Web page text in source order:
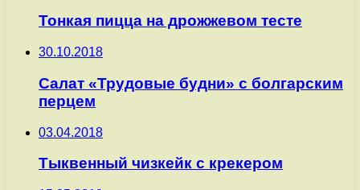
Тонкая пицца на дрожжевом тесте
30.10.2018
Салат «Трудовые будни» с болгарским
перцем
03.04.2018
Тыквенный чизкейк с крекером